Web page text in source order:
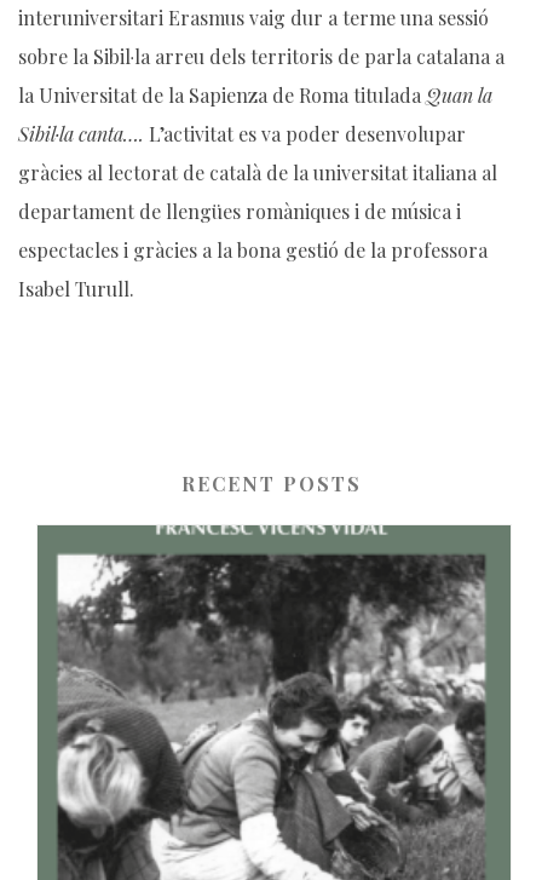
interuniversitari Erasmus vaig dur a terme una sessió
sobre la Sibil·la arreu dels territoris de parla catalana a
la Universitat de la Sapienza de Roma titulada Quan la
Sibil·la canta…. L’activitat es va poder desenvolupar
gràcies al lectorat de català de la universitat italiana al
departament de llengües romàniques i de música i
espectacles i gràcies a la bona gestió de la professora
Isabel Turull.
RECENT POSTS